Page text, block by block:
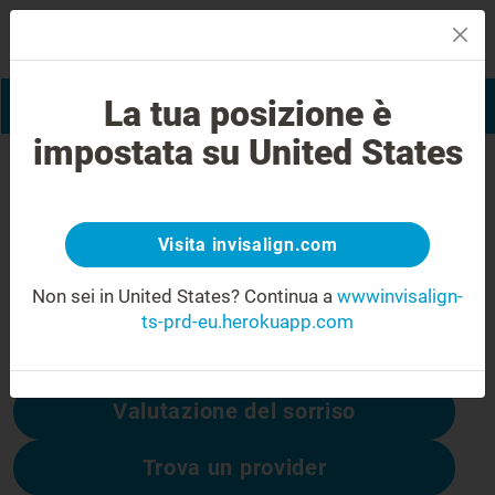
Trova un provider
Errore 404
cambia prospettiva
Questa pagina non è disponibile, ma altre sì:
Valutazione del sorriso
Trova un provider
La tua posizione è
impostata su United States
Visita invisalign.com
Non sei in United States? Continua a wwwinvisalign-
ts-prd-eu.herokuapp.com